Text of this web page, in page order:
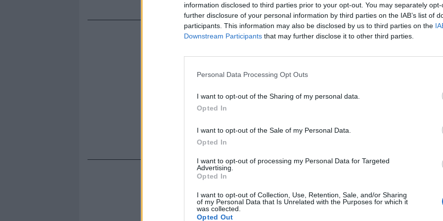
information disclosed to third parties prior to your opt-out. You may separately
further disclosure of your personal information by third parties on the IAB’s list of
participants. This information may also be disclosed by us to third parties on the
Downstream Participants that may further disclose it to other third parties.
Personal Data Processing Opt Outs
I want to opt-out of the Sharing of my personal data.
Opted In
I want to opt-out of the Sale of my Personal Data.
Opted In
I want to opt-out of processing my Personal Data for Targeted
Advertising.
Opted In
I want to opt-out of Collection, Use, Retention, Sale, and/or Sharing
of my Personal Data that Is Unrelated with the Purposes for which it
was collected.
Opted Out
Rudy Giuliani a Come States?
americana